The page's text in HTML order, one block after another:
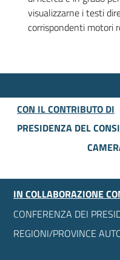
visualizzarne i testi
corrispondenti motori
CON IL CONTRIBUTO DI
PRESIDENZA DEL
IN COLLABORAZIONE
CONFERENZA DEI
REGIONI/PROVINCE